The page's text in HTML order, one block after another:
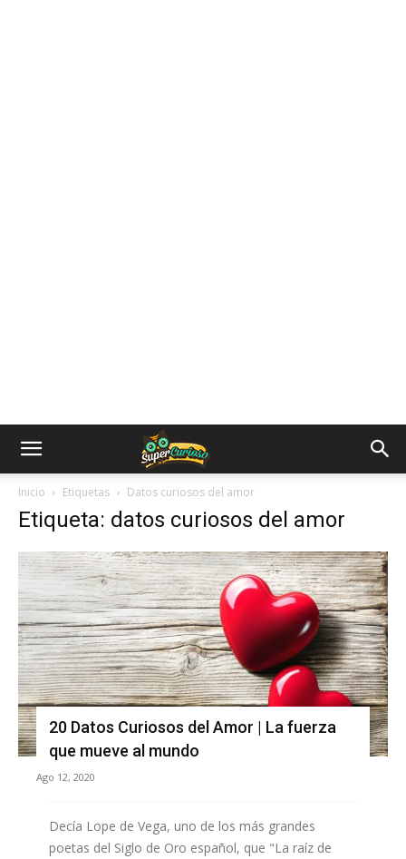
Inicio Etiquetas Datos curiosos del amor
Etiqueta: datos curiosos del amor
20 Datos Curiosos del Amor | La fuerza
que mueve al mundo
Ago 12, 2020
Decía Lope de Vega, uno de los más grandes
poetas del Siglo de Oro español, que "La raíz de